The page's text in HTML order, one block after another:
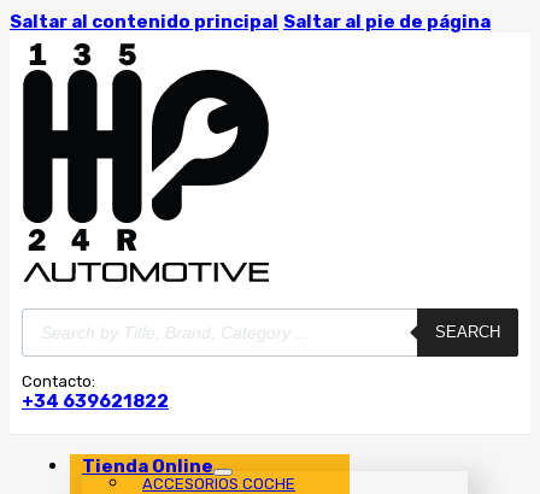
Saltar al contenido principal Saltar al pie de página
Búsqueda
de
productos
SEARCH
Contacto:
+34 639621822
Tienda Online
ACCESORIOS COCHE